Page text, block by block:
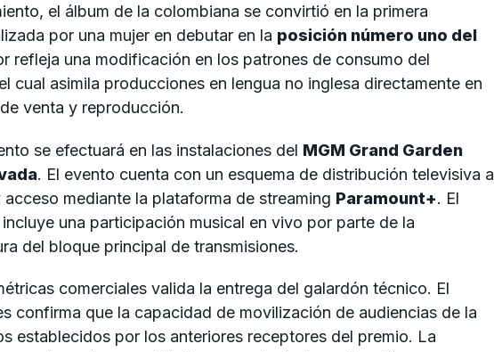
el álbum de la colombiana se convirtió en la primera
por una mujer en debutar en la posición número uno del
refleja una modificación en los patrones de consumo del
cual asimila producciones en lengua no inglesa directamente en
venta y reproducción.
se efectuará en las instalaciones del MGM Grand Garden
. El evento cuenta con un esquema de distribución televisiva a
acceso mediante la plataforma de streaming Paramount+. El
una participación musical en vivo por parte de la
del bloque principal de transmisiones.
comerciales valida la entrega del galardón técnico. El
confirma que la capacidad de movilización de audiencias de la
establecidos por los anteriores receptores del premio. La